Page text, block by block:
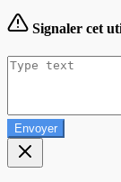
Signaler cet
Envoyer